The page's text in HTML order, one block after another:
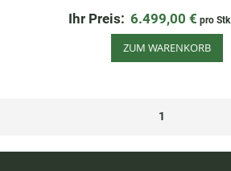
Ihr Preis: 6.499,00 € pro Stk
ZUM WARENKORB
1